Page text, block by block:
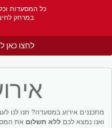
כל המסעדות
במרחק
לחצו כאן
מתכננים אירוע במסעדה? תנו לנו
ואנו נמצא לכם ללא תשלום את